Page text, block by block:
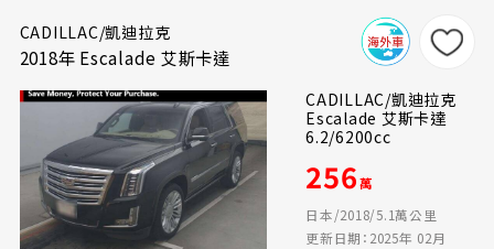
CADILLAC/凱迪拉克
2018年 Escalade 艾斯卡達
CADILLAC/凱迪拉克
Escalade 艾斯卡達
6.2/6200cc
256萬
日本/2018/5.1萬公里
更新日期：2025年 02月